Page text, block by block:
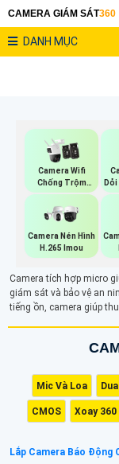
CAMERA GIÁM SÁT360
DANH MỤC
Camera Wifi
Chống Trộm
Imou
Camera Nén Hình
H.265 Imou
Camera tích hợp micro
giám sát và bảo vệ an
tiếng ồn, camera giúp
phòng, cửa hàng hay
Mic Và Loa
CMOS Xoay 360
Lắp Camera Báo Động